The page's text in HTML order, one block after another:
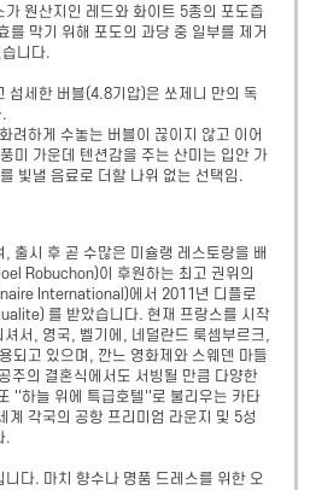
가 원산지인 레드와 화이트 5종의 포도즙
를 막기 위해 포도의 과당 중 일부를 제거
니다.
섬세한 버블(4.8기압)은 쏘제니 만의 독
려하게 수놓는 버블이 끊이지 않고 이어
미 가운데 텐션감을 주는 산미는 입안 가
빛낼 음료로 더할 나위 없는 선택임.
출시 후 곧 수많은 미슐랭 레스토랑을 배
Robuchon)이 후원하는 최고 권위의
International)에서 2011년 디플로
를 받았습니다. 현재 프랑스를 시작
서, 영국, 벨기에, 네덜란드 룩셈부르크,
되고 있으며, 깐느 영화제와 스웨덴 마들
주의 결혼식에서도 서빙될 만큼 다양한
''하늘 위에 특급호텔''로 불리우는 카타
계 각국의 공항 프리미엄 라운지 및 5성
.
다. 마치 향수나 명품 드레스를 위한 오